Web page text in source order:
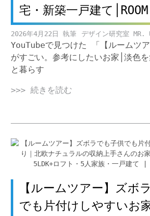
宅・新築一戸建て
2026年4月22日 デザイン研究室 MR.
YouTubeで見つけた 「【ルームツ
がすごい。参考にしたいお家│淡色
と暮らす
>>> 続きを読む
【ルームツアー】ズボ
でも片付けしやすいお